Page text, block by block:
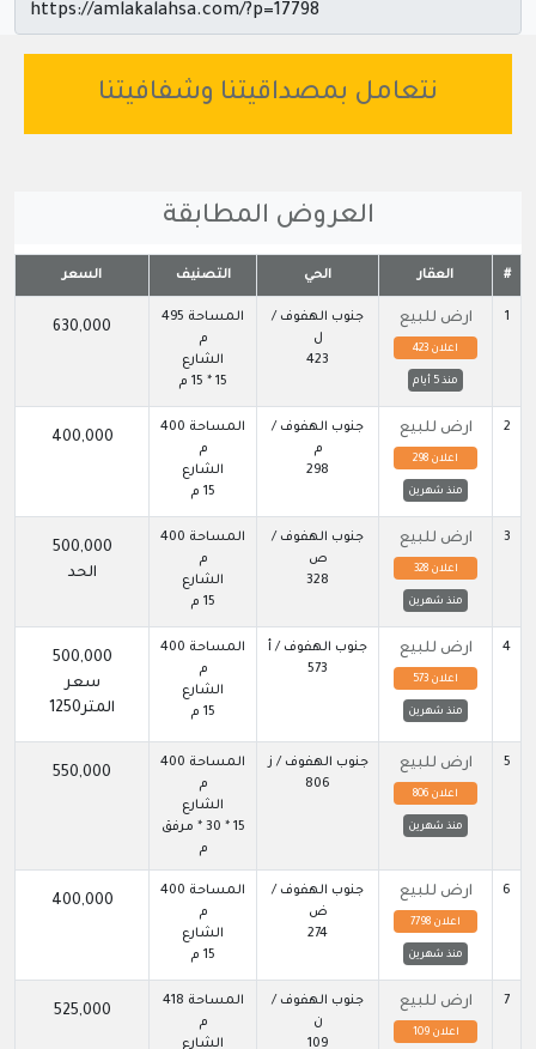
نتعامل بمصداقيتنا وشفافيتنا
العروض المطابقة
# العقار الحي التصنيف السعر
1 ارض للبيع
اعلان 423
منذ 5 أيام
جنوب الهفوف /
ل
423
المساحة 495
م
الشارع
15 * 15 م
630,000
2 ارض للبيع
اعلان 298
منذ شهرين
جنوب الهفوف /
م
298
المساحة 400
م
الشارع
15 م
400,000
3 ارض للبيع
اعلان 328
منذ شهرين
جنوب الهفوف /
ص
328
المساحة 400
م
الشارع
15 م
500,000
الحد
4 ارض للبيع
اعلان 573
منذ شهرين
جنوب الهفوف / أ
573
المساحة 400
م
الشارع
15 م
500,000
سعر
المتر1250
5 ارض للبيع
اعلان 806
منذ شهرين
جنوب الهفوف / ز
806
المساحة 400
م
الشارع
15 * 30 * مرفق
م
550,000
6 ارض للبيع
اعلان 7798
منذ شهرين
جنوب الهفوف /
ض
274
المساحة 400
م
الشارع
15 م
400,000
7 ارض للبيع
اعلان 109
جنوب الهفوف /
ن
109
المساحة 418
م
الشارع
525,000